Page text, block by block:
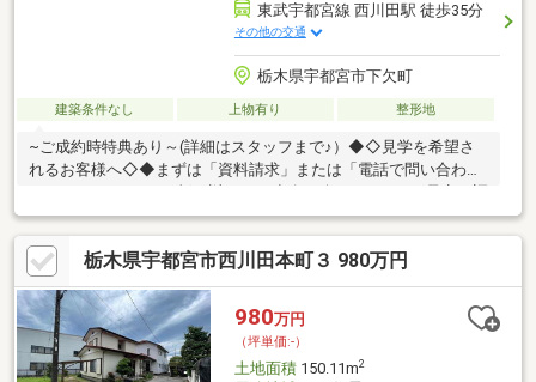
東武宇都宮線 西川田駅 徒歩35分
その他の交通
栃木県宇都宮市下欠町
建築条件なし 上物有り 整形地
~ご成約時特典あり～(詳細はスタッフまで♪）◆◇見学を希望さ
れるお客様へ◇◆まずは「資料請求」または「電話で問い合わ
整 ↓現地見学を行い物件や住宅購入の疑問を解消！【営業時間
9:00-19:00 水曜定休】営業時間内なら右下の電話で問い合わせボ
タンをタッチ！【日進ホームってどんな会社？】◆物件情報を即
お届け！（メール、FAX、郵送）◆電車の方は駅まで送迎致しま
す！◆住宅ローンスタッフ全員実績豊富！お気軽にご相談くださ
い。
栃木県宇都宮市西川田本町３ 980万円
980万円
（坪単価:-）
土地面積150.11m2